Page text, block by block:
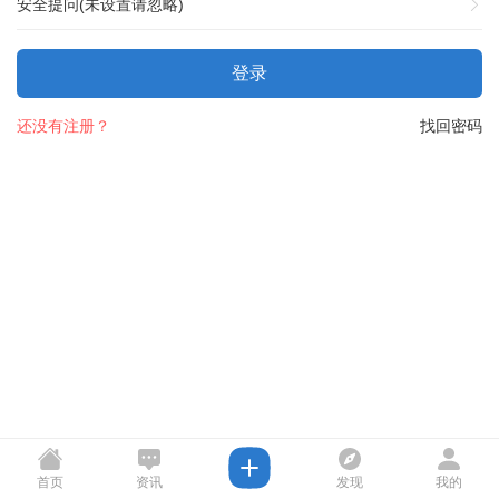
安全提问(未设置请忽略)
登录
找回密码
还没有注册？
首页 资讯 发现 我的